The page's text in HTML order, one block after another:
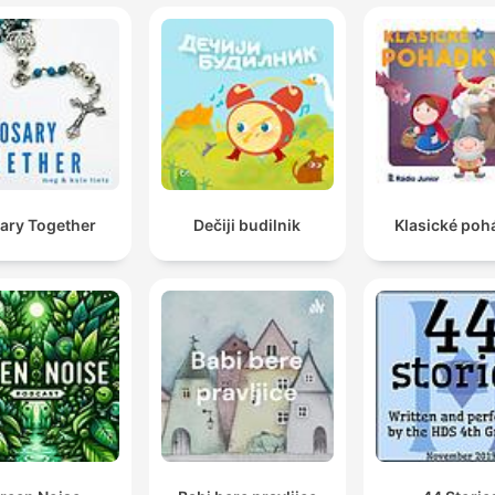
Together Dečiji budilnik Klasické